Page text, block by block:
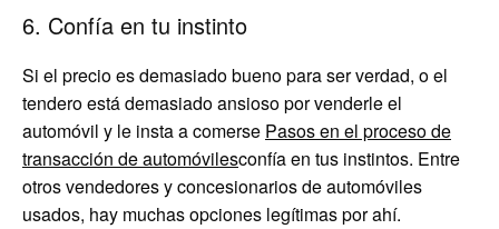
6. Confía en tu instinto
Si el precio es demasiado bueno para ser verdad, o el
tendero está demasiado ansioso por venderle el
automóvil y le insta a comerse Pasos en el proceso de
transacción de automóvilesconfía en tus instintos. Entre
otros vendedores y concesionarios de automóviles
usados, hay muchas opciones legítimas por ahí.